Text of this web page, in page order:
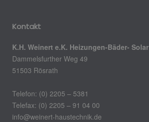
Kontakt
K.H. Weinert e.K. Heizungen-Bäder- Solar
Dammelsfurther Weg 49
51503 Rösrath
Telefon: (0) 2205 – 5381
Telefax: (0) 2205 – 91 04 00
info@weinert-haustechnik.de